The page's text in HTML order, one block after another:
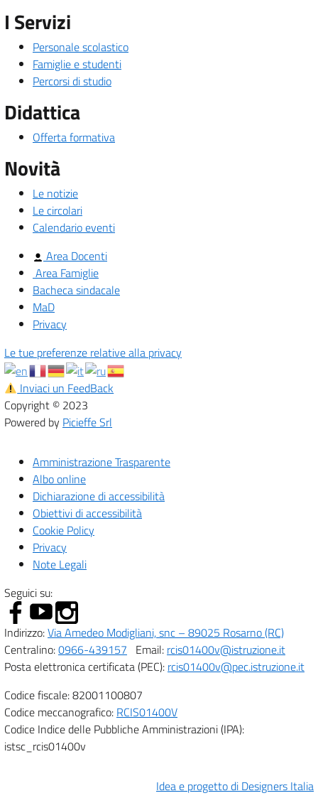
I Servizi
Personale scolastico
Famiglie e studenti
Percorsi di studio
Didattica
Offerta formativa
Novità
Le notizie
Le circolari
Calendario eventi
Area Docenti
Area Famiglie
Bacheca sindacale
MaD
Privacy
Le tue preferenze relative alla privacy
Inviaci un FeedBack
Copyright © 2023
Powered by Picieffe Srl
Amministrazione Trasparente
Albo online
Dichiarazione di accessibilità
Obiettivi di accessibilità
Cookie Policy
Privacy
Note Legali
Seguici su:
Indirizzo:Via Amedeo Modigliani, snc – 89025 Rosarno (RC)
Centralino:0966-439157 Email: rcis01400v@istruzione.it
Posta elettronica certificata (PEC): rcis01400v@pec.istruzione.it
Codice fiscale: 82001100807
Codice meccanografico: RCIS01400V
Codice Indice delle Pubbliche Amministrazioni (IPA):
istsc_rcis01400v
Idea e progetto di Designers Italia